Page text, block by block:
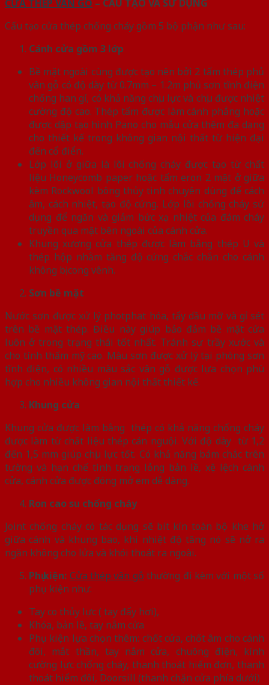
CỬA THÉP VÂN GỖ – CẤU TẠO VÀ SỬ DỤNG
Cấu tạo cửa thép chống cháy gồm 5 bộ phận như sau:
Cánh cửa gồm 3 lớp
Bề mặt ngoài cùng được tạo nên bởi 2 tấm thép phủ
vân gỗ có độ dày từ 0.7mm – 1.2m phủ sơn tĩnh điện
chống han gỉ, có khả năng chịu lực và chịu được nhiệt
cường độ cao. Thép tấm được làm cánh phẳng hoặc
được dập tạo hình Pano cho mẫu cửa thêm đa dạng
cho thiết kế trong không gian nội thất từ hiện đại
đến cổ điển.
Lớp lõi ở giữa là lõi chống cháy được tạo từ chất
liệu Honeycomb paper hoặc tấm eron 2 mặt ở giữa
kèm Rockwool bông thủy tinh chuyên dùng để cách
âm, cách nhiệt, tạo độ cứng. Lớp lõi chống cháy sử
dụng để ngăn và giảm bức xạ nhiệt của đám cháy
truyền qua mặt bên ngoài của cánh cửa.
Khung xương cửa thép được làm bằng thép U và
thép hộp nhằm tăng độ cứng chắc chắn cho cánh
không bị cong vênh.
Sơn bề mặt
Nước sơn được xử lý photphat hóa, tẩy dầu mỡ và gỉ sét
trên bề mặt thép. Điều này giúp bảo đảm bề mặt cửa
luôn ở trong trạng thái tốt nhất. Tránh sự trầy xước và
cho tính thẩm mỹ cao. Màu sơn được xử lý tại phòng sơn
tĩnh điện, có nhiều màu sắc vân gỗ được lựa chọn phù
hợp cho nhiều không gian nội thất thiết kế.
Khung cửa
Khung cửa được làm bằng thép có khả năng chống cháy
được làm từ chất liệu thép cán nguội. Với độ dày từ 1,2
đến 1,5 mm giúp chịu lực tốt. Có khả năng bám chắc trên
tường và hạn chế tình trạng lỏng bản lề, xệ lệch cánh
cửa, cánh cửa được đóng mở em dễ dàng.
Ron cao su chống cháy
Joint chống cháy có tác dụng sẽ bít kín toàn bộ khe hở
giữa cánh và khung bao, khi nhiệt độ tăng nó sẽ nở ra
ngăn không cho lửa và khói thoát ra ngoài.
Phụ kiện: Cửa thép vân gỗ thường đi kèm với một số
phụ kiện như:
Tay co thủy lực ( tay đẩy hơi),
Khóa, bản lề, tay nắm cửa
Phụ kiện lựa chọn thêm: chốt cửa, chốt âm cho cánh
đôi, mắt thần, tay nắm cửa, chuông điện, kính
cường lực chống cháy, thanh thoát hiểm đơn, thanh
thoát hiểm đôi, Doorsill (thanh chặn cửa phía dưới)